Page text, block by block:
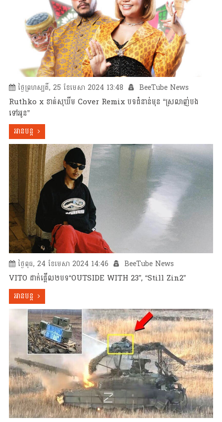
ថ្ងៃព្រហស្បតិ៍, 25 ខែមេសា 2024 13:48 BeeTube News
Ruthko x ខាត់សុឃីម Cover Remix បទជំនាន់មុន “ស្រលាញ់បង
ទៅអូន”
អានបន្ត
ថ្ងៃពុធ, 24 ខែមេសា 2024 14:46 BeeTube News
VITO ដាក់ផ្អើល២បទ“OUTSIDE WITH 23”, “Still Zin2”
អានបន្ត